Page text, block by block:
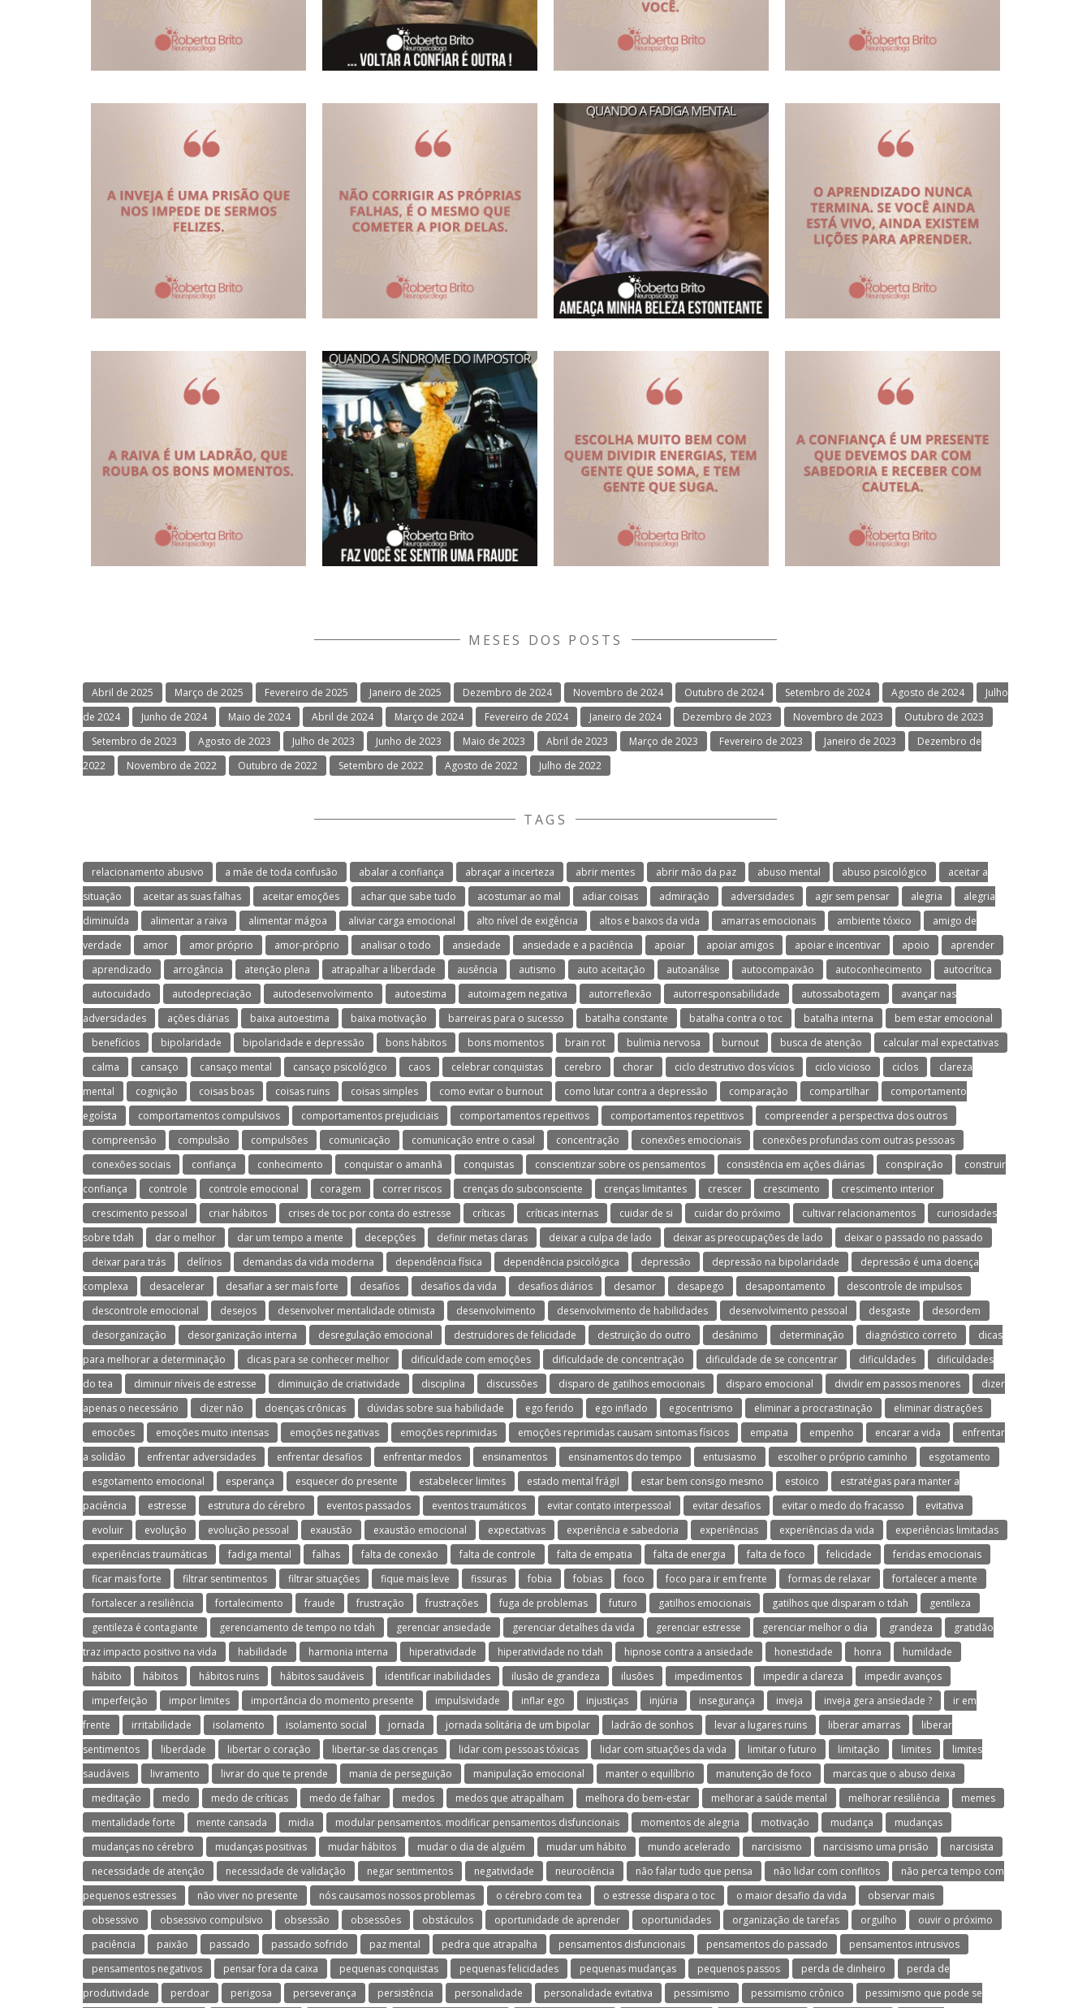
MESES DOS POSTS
Abril de 2025 Março de 2025 Fevereiro de 2025 Janeiro de 2025 Dezembro de 2024 Novembro de 2024 Outubro de 2024 Setembro de 2024 Agosto de 2024
Julho
de 2024
Junho de 2024 Maio de 2024 Abril de 2024 Março de 2024 Fevereiro de 2024 Janeiro de 2024 Dezembro de 2023 Novembro de 2023
Outubro de 2023
Setembro de 2023
Agosto de 2023 Julho de 2023 Junho de 2023 Maio de 2023 Abril de 2023 Março de 2023 Fevereiro de 2023 Janeiro de 2023
Dezembro de
2022
Novembro de 2022 Outubro de 2022 Setembro de 2022 Agosto de 2022 Julho de 2022
TAGS
relacionamento abusivo a mãe de toda confusão abalar a confiança abraçar a incerteza abrir mentes abrir mão da paz abuso mental abuso psicológico
aceitar a
situação
aceitar as suas falhas aceitar emoções achar que sabe tudo acostumar ao mal adiar coisas admiração adversidades agir sem pensar alegria
alegria
diminuída
alimentar a raiva alimentar mágoa aliviar carga emocional alto nível de exigência altos e baixos da vida amarras emocionais ambiente tóxico
amigo de
verdade
amor amor próprio amor-próprio analisar o todo ansiedade ansiedade e a paciência apoiar apoiar amigos apoiar e incentivar apoio
aprender
aprendizado
arrogância atenção plena atrapalhar a liberdade ausência autismo auto aceitação autoanálise autocompaixão autoconhecimento
autocrítica
autocuidado
autodepreciação autodesenvolvimento autoestima autoimagem negativa autorreflexão autorresponsabilidade autossabotagem
avançar nas
adversidades
ações diárias baixa autoestima baixa motivação barreiras para o sucesso batalha constante batalha contra o toc batalha interna
bem estar emocional
benefícios
bipolaridade bipolaridade e depressão bons hábitos bons momentos brain rot bulimia nervosa burnout busca de atenção
calcular mal expectativas
calma
cansaço cansaço mental cansaço psicológico caos celebrar conquistas cerebro chorar ciclo destrutivo dos vícios ciclo vicioso ciclos
clareza
mental
cognição coisas boas coisas ruins coisas simples como evitar o burnout como lutar contra a depressão comparação compartilhar
comportamento
egoísta
comportamentos compulsivos comportamentos prejudiciais comportamentos repeitivos comportamentos repetitivos
compreender a perspectiva dos outros
compreensão
compulsão compulsões comunicação comunicação entre o casal concentração conexões emocionais
conexões profundas com outras pessoas
conexões sociais
confiança conhecimento conquistar o amanhã conquistas conscientizar sobre os pensamentos consistência em ações diárias conspiração
construir
confiança
controle controle emocional coragem correr riscos crenças do subconsciente crenças limitantes crescer crescimento
crescimento interior
crescimento pessoal
criar hábitos crises de toc por conta do estresse críticas críticas internas cuidar de si cuidar do próximo cultivar relacionamentos
curiosidades
sobre tdah
dar o melhor dar um tempo a mente decepções definir metas claras deixar a culpa de lado deixar as preocupações de lado
deixar o passado no passado
deixar para trás
delírios demandas da vida moderna dependência física dependência psicológica depressão depressão na bipolaridade
depressão é uma doença
complexa
desacelerar desafiar a ser mais forte desafios desafios da vida desafios diários desamor desapego desapontamento
descontrole de impulsos
descontrole emocional
desejos desenvolver mentalidade otimista desenvolvimento desenvolvimento de habilidades desenvolvimento pessoal desgaste
desordem
desorganização
desorganização interna desregulação emocional destruidores de felicidade destruição do outro desânimo determinação diagnóstico correto
dicas
para melhorar a determinação
dicas para se conhecer melhor dificuldade com emoções dificuldade de concentração dificuldade de se concentrar dificuldades
dificuldades
do tea
diminuir níveis de estresse diminuição de criatividade disciplina discussões disparo de gatilhos emocionais disparo emocional dividir em passos menores
dizer
apenas o necessário
dizer não doenças crônicas dúvidas sobre sua habilidade ego ferido ego inflado egocentrismo eliminar a procrastinação
eliminar distrações
emocões
emoções muito intensas emoções negativas emoções reprimidas emoções reprimidas causam sintomas físicos empatia empenho encarar a vida
enfrentar
a solidão
enfrentar adversidades enfrentar desafios enfrentar medos ensinamentos ensinamentos do tempo entusiasmo escolher o próprio caminho
esgotamento
esgotamento emocional
esperança esquecer do presente estabelecer limites estado mental frágil estar bem consigo mesmo estoico
estratégias para manter a
paciência
estresse estrutura do cérebro eventos passados eventos traumáticos evitar contato interpessoal evitar desafios evitar o medo do fracasso
evitativa
evoluir
evolução evolução pessoal exaustão exaustão emocional expectativas experiência e sabedoria experiências experiências da vida
experiências limitadas
experiências traumáticas
fadiga mental falhas falta de conexão falta de controle falta de empatia falta de energia falta de foco felicidade
feridas emocionais
ficar mais forte
filtrar sentimentos filtrar situações fique mais leve fissuras fobia fobias foco foco para ir em frente formas de relaxar
fortalecer a mente
fortalecer a resiliência
fortalecimento fraude frustração frustrações fuga de problemas futuro gatilhos emocionais gatilhos que disparam o tdah
gentileza
gentileza é contagiante
gerenciamento de tempo no tdah gerenciar ansiedade gerenciar detalhes da vida gerenciar estresse gerenciar melhor o dia grandeza
gratidão
traz impacto positivo na vida
habilidade harmonia interna hiperatividade hiperatividade no tdah hipnose contra a ansiedade honestidade honra
humildade
hábito
hábitos hábitos ruins hábitos saudáveis identificar inabilidades ilusão de grandeza ilusões impedimentos impedir a clareza
impedir avanços
imperfeição
impor limites importância do momento presente impulsividade inflar ego injustiças injúria insegurança inveja inveja gera ansiedade ?
ir em
frente
irritabilidade isolamento isolamento social jornada jornada solitária de um bipolar ladrão de sonhos levar a lugares ruins liberar amarras
liberar
sentimentos
liberdade libertar o coração libertar-se das crenças lidar com pessoas tóxicas lidar com situações da vida limitar o futuro limitação limites
limites
saudáveis
livramento livrar do que te prende mania de perseguição manipulação emocional manter o equilíbrio manutenção de foco
marcas que o abuso deixa
meditação
medo medo de críticas medo de falhar medos medos que atrapalham melhora do bem-estar melhorar a saúde mental melhorar resiliência
memes
mentalidade forte
mente cansada midia modular pensamentos. modificar pensamentos disfuncionais momentos de alegria motivação mudança
mudanças
mudanças no cérebro
mudanças positivas mudar hábitos mudar o dia de alguém mudar um hábito mundo acelerado narcisismo narcisismo uma prisão
narcisista
necessidade de atenção
necessidade de validação negar sentimentos negatividade neurociência não falar tudo que pensa não lidar com conflitos
não perca tempo com
pequenos estresses
não viver no presente nós causamos nossos problemas o cérebro com tea o estresse dispara o toc o maior desafio da vida
observar mais
obsessivo
obsessivo compulsivo obsessão obsessões obstáculos oportunidade de aprender oportunidades organização de tarefas orgulho
ouvir o próximo
paciência
paixão passado passado sofrido paz mental pedra que atrapalha pensamentos disfuncionais pensamentos do passado
pensamentos intrusivos
pensamentos negativos
pensar fora da caixa pequenas conquistas pequenas felicidades pequenas mudanças pequenos passos perda de dinheiro
perda de
produtividade
perdoar perigosa perseverança persistência personalidade personalidade evitativa pessimismo pessimismo crônico pessimismo que pode se